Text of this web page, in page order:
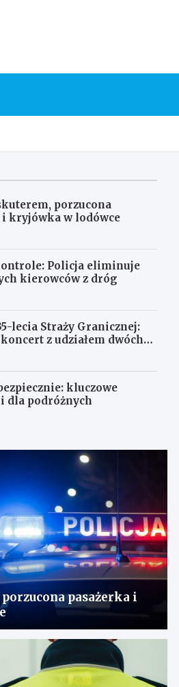
porzucona
i kryjówka w lodówce
Policja eliminuje
kierowców z dróg
lecia Straży Granicznej:
z udziałem dwóch
kluczowe
dla podróżnych
pasażerka i